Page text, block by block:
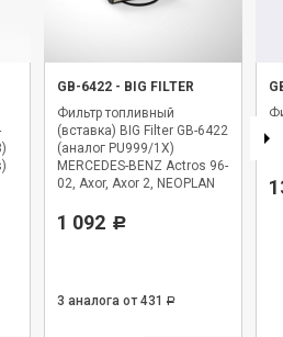
GB-6422 - BIG FILTER
Фильтр топливный
(вставка) BIG Filter GB-6422
(аналог PU999/1X)
MERCEDES-BENZ Actros 96-
02, Axor, Axor 2, NEOPLAN
1 092 Р
3 аналога от 431 Р